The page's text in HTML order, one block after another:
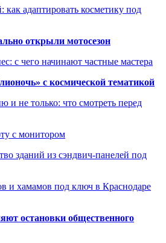
адаптировать косметику под
открыли мотосезон
с чего начинают частные мастера
с космической тематикой
и не только: что смотреть перед
с монитором
зданий из сэндвич-панелей под
и хамамов под ключ в Краснодаре
остановки общественного